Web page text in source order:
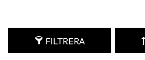
FILTRERA